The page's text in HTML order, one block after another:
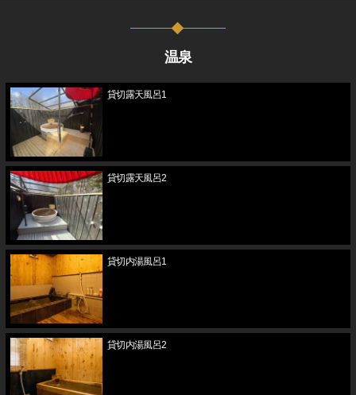
温泉
貸切露天風呂1
貸切露天風呂2
貸切内湯風呂1
貸切内湯風呂2